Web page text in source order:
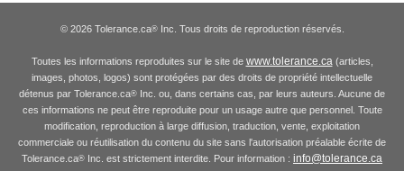
© 2026 Tolerance.ca®Inc. Tous droits de reproduction réservés.
Toutes les informations reproduites sur le site de www.tolerance.ca (articles,
images, photos, logos) sont protégées par des droits de propriété intellectuelle
détenus par Tolerance.ca® Inc. ou, dans certains cas, par leurs auteurs. Aucune de
ces informations ne peut être reproduite pour un usage autre que personnel. Toute
modification, reproduction à large diffusion, traduction, vente, exploitation
commerciale ou réutilisation du contenu du site sans l'autorisation préalable écrite de
Tolerance.ca® Inc. est strictement interdite. Pour information : info@tolerance.ca